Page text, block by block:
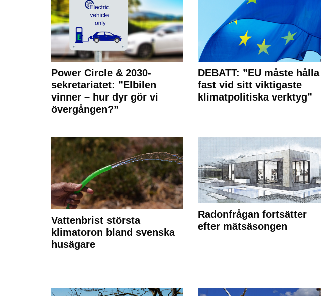
Power Circle & 2030-
sekretariatet: ”Elbilen
vinner – hur dyr gör vi
övergången?”
DEBATT: ”EU måste hålla
fast vid sitt viktigaste
klimatpolitiska verktyg”
Vattenbrist största
klimatoron bland svenska
husägare
Radonfrågan fortsätter
efter mätsäsongen